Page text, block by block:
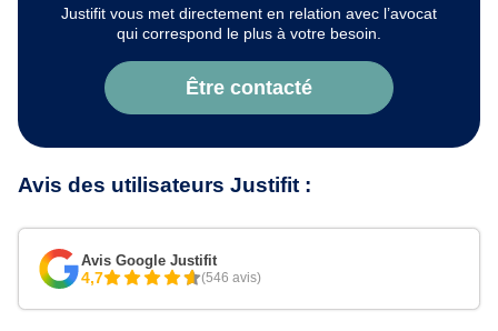
Justifit vous met directement en relation avec l’avocat
qui correspond le plus à votre besoin.
Être contacté
Avis des utilisateurs Justifit :
Avis Google Justifit
4,7 (546 avis)